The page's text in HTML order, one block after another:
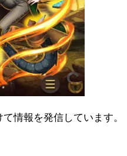
情報を発信しています。